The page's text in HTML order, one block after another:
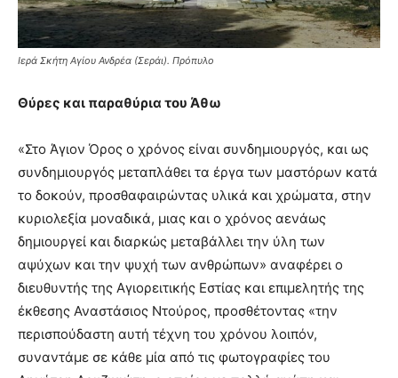
Ιερά Σκήτη Αγίου Ανδρέα (Σεράι). Πρόπυλο
Θύρες και παραθύρια του Άθω
«Στο Άγιον Όρος ο χρόνος είναι συνδημιουργός, και ως
συνδημιουργός μεταπλάθει τα έργα των μαστόρων κατά
το δοκούν, προσθαφαιρώντας υλικά και χρώματα, στην
κυριολεξία μοναδικά, μιας και ο χρόνος αενάως
δημιουργεί και διαρκώς μεταβάλλει την ύλη των
αψύχων και την ψυχή των ανθρώπων» αναφέρει ο
διευθυντής της Αγιορειτικής Εστίας και επιμελητής της
έκθεσης Αναστάσιος Ντούρος, προσθέτοντας «την
περισπούδαστη αυτή τέχνη του χρόνου λοιπόν,
συναντάμε σε κάθε μία από τις φωτογραφίες του